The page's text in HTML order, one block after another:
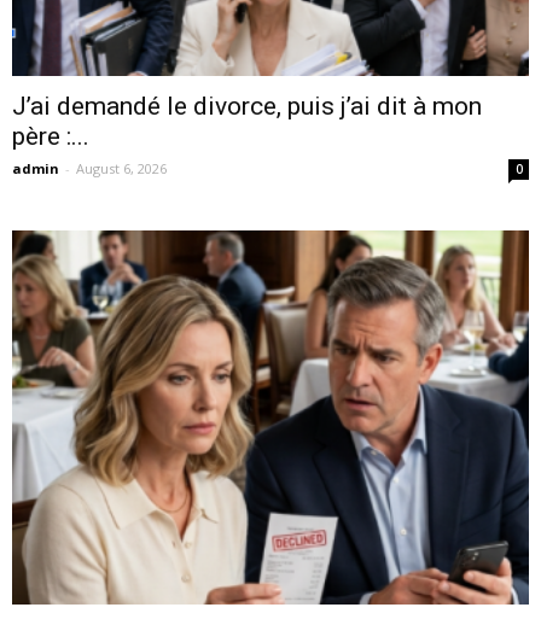
J’ai demandé le divorce, puis j’ai dit à mon
père :...
admin - August 6, 2026 0